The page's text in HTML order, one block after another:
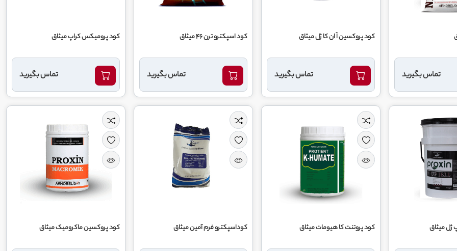
تماس بگیرید
کود پروکسین اُ ان کا ژل میثاق
تماس بگیرید
کود اسپکترو ترن 46 میثاق
تماس بگیرید
کود پرومیکس کراپ میثاق
تماس بگیرید
کود پروتنت کا هیومات میثاق کوداسپکترو فرم آمین میثاق کود پروکسین ماکرومیک میثاق